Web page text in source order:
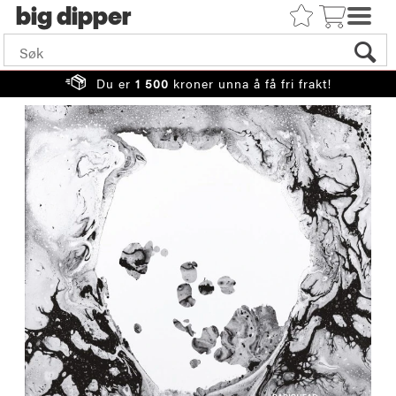
big
Du er 1 500 kroner unna å få fri frakt!